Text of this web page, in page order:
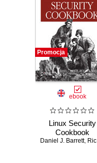
Promocja
ebook
Linux Security
Cookbook
Daniel J. Barrett, Richard E. Silverman